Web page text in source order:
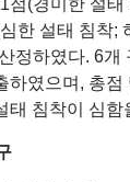
점(경미한 설태
한 설태 침착;
정하였다. 6개
하였으며, 총점
태 침착이 심함